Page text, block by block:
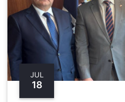
JUL
18